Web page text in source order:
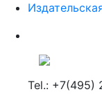
Tel.: +7(495)